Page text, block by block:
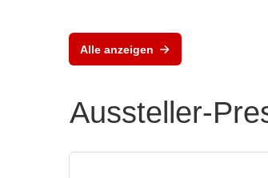
Alle anzeigen
Aussteller-